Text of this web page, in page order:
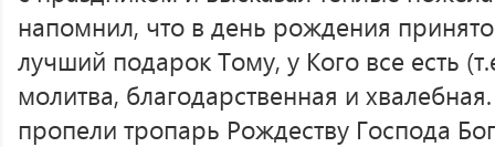
напомнил, что в день рождения
лучший подарок Тому, у Кого все есть
молитва, благодарственная и
пропели тропарь Рождеству Господа